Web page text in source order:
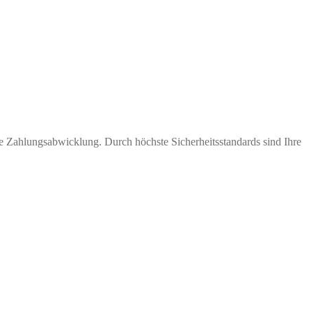
Durch höchste Sicherheitsstandards sind Ihre